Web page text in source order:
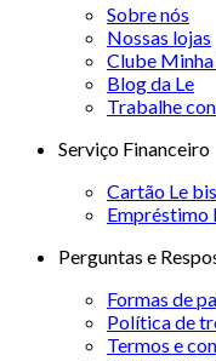
Sobre nós
Nossas lojas
Clube Minha
Blog da Le
Trabalhe
Serviço Financeiro
Cartão Le
Empréstimo
Perguntas e
Formas de
Política de
Termos e